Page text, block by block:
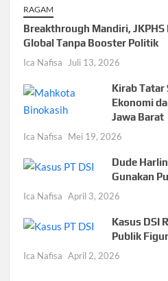
RAGAM
Breakthrough Mandiri,
Global Tanpa Booster Politik
Ica Nafisa Juli 13, 2026
Kirab Tatar
Ekonomi
Jawa Barat
Ica Nafisa Mei 19, 2026
Dude
Gunakan
Ica Nafisa April 3, 2026
Kasus DSI
Publik
Ica Nafisa April 2, 2026